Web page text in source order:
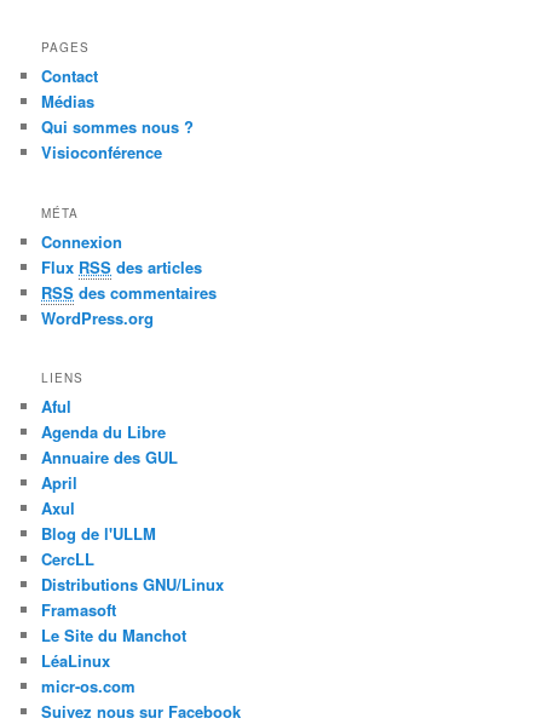
PAGES
Contact
Médias
Qui sommes nous ?
Visioconférence
MÉTA
Connexion
Flux RSS des articles
RSS des commentaires
WordPress.org
LIENS
Aful
Agenda du Libre
Annuaire des GUL
April
Axul
Blog de l'ULLM
CercLL
Distributions GNU/Linux
Framasoft
Le Site du Manchot
LéaLinux
micr-os.com
Suivez nous sur Facebook